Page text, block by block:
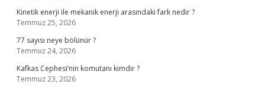
Kinetik enerji ile mekanik enerji arasındaki fark nedir ?
Temmuz 25, 2026
77 sayısı neye bölünür ?
Temmuz 24, 2026
Kafkas Cephesi’nin komutanı kimdir ?
Temmuz 23, 2026